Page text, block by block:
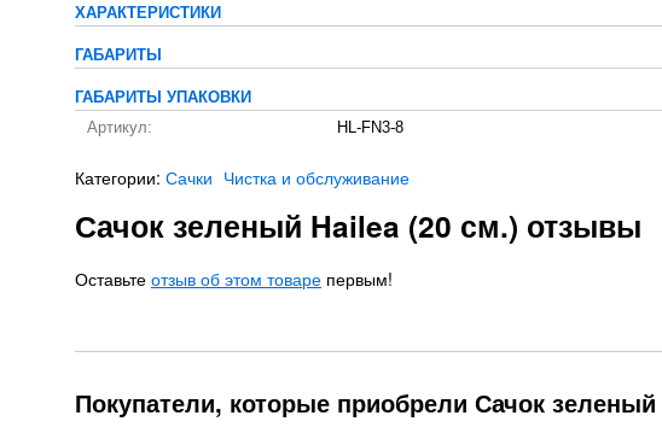
ХАРАКТЕРИСТИКИ
ГАБАРИТЫ
ГАБАРИТЫ УПАКОВКИ
Артикул:
HL-FN3-8
Категории: Сачки Чистка и обслуживание
Сачок зеленый Hailea (20 см.) отзывы
Оставьте отзыв об этом товаре первым!
Покупатели, которые приобрели Сачок